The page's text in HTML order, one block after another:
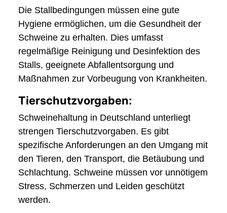
Die Stallbedingungen müssen eine gute
Hygiene ermöglichen, um die Gesundheit der
Schweine zu erhalten. Dies umfasst
regelmäßige Reinigung und Desinfektion des
Stalls, geeignete Abfallentsorgung und
Maßnahmen zur Vorbeugung von Krankheiten.
Tierschutzvorgaben:
Schweinehaltung in Deutschland unterliegt
strengen Tierschutzvorgaben. Es gibt
spezifische Anforderungen an den Umgang mit
den Tieren, den Transport, die Betäubung und
Schlachtung. Schweine müssen vor unnötigem
Stress, Schmerzen und Leiden geschützt
werden.